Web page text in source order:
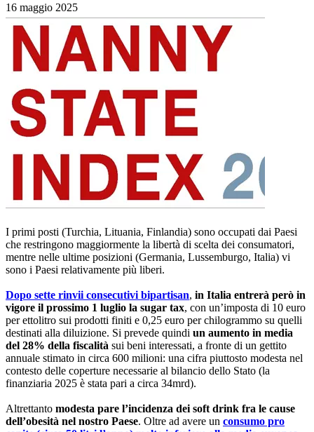
16 maggio 2025
I primi posti (Turchia, Lituania, Finlandia) sono occupati dai Paesi
che restringono maggiormente la libertà di scelta dei consumatori,
mentre nelle ultime posizioni (Germania, Lussemburgo, Italia) vi
sono i Paesi relativamente più liberi.
Dopo sette rinvii consecutivi bipartisan, in Italia entrerà però in
vigore il prossimo 1 luglio la sugar tax, con un’imposta di 10 euro
per ettolitro sui prodotti finiti e 0,25 euro per chilogrammo su quelli
destinati alla diluizione. Si prevede quindi un aumento in media
del 28% della fiscalità sui beni interessati, a fronte di un gettito
annuale stimato in circa 600 milioni: una cifra piuttosto modesta nel
contesto delle coperture necessarie al bilancio dello Stato (la
finanziaria 2025 è stata pari a circa 34mrd).
Altrettanto modesta pare l’incidenza dei soft drink fra le cause
dell’obesità nel nostro Paese. Oltre ad avere un consumo pro